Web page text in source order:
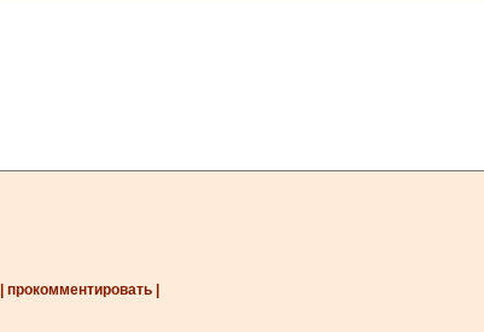
| прокомментировать |